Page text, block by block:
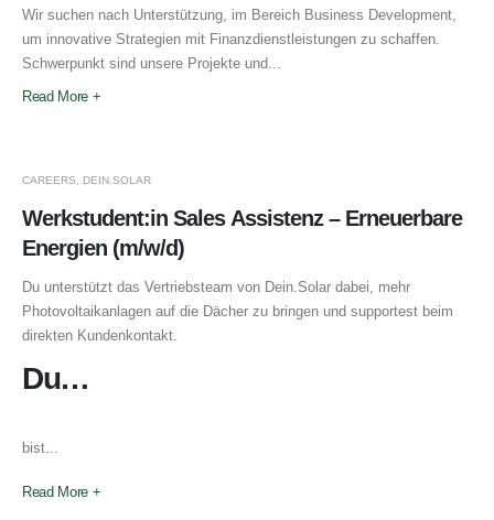
Wir suchen nach Unterstützung, im Bereich Business Development,
um innovative Strategien mit Finanzdienstleistungen zu schaffen.
Schwerpunkt sind unsere Projekte und...
Read More +
Werkstudent:in Sales Assistenz – Erneuerbare
Energien (m/w/d)
CAREERS DEIN.SOLAR
Du unterstützt das Vertriebsteam von Dein.Solar dabei, mehr
Photovoltaikanlagen auf die Dächer zu bringen und supportest beim
direkten Kundenkontakt.
Du…
bist...
Read More +